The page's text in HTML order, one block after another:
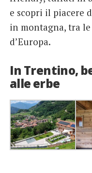
e scopri il piacere
in montagna, tra
d’Europa.
In Trentino,
alle erbe